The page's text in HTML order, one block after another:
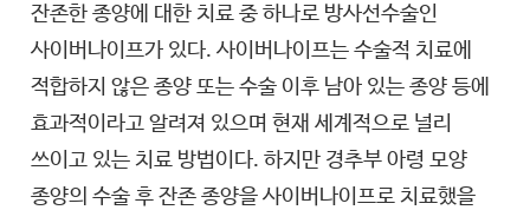
잔존한 종양에 대한 치료 중 하나로 방사선수술인
사이버나이프가 있다. 사이버나이프는 수술적 치료에
적합하지 않은 종양 또는 수술 이후 남아 있는 종양 등에
효과적이라고 알려져 있으며 현재 세계적으로 널리
쓰이고 있는 치료 방법이다. 하지만 경추부 아령 모양
종양의 수술 후 잔존 종양을 사이버나이프로 치료했을